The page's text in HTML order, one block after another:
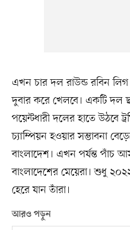
এখন চার দল রাউন্ড রবিন
দুবার করে খেলবে। একটি দল
পয়েন্টধারী দলের হাতে উঠবে
চ্যাম্পিয়ন হওয়ার সম্ভাবনা
বাংলাদেশ। এখন পর্যন্ত পাঁচ
বাংলাদেশের মেয়েরা। শুধু
হেরে যান তাঁরা।
আরও পড়ুন